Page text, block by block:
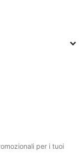
per i tuoi